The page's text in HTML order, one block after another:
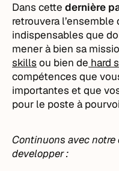
Dans cettedernière
retrouvera
indispensables que
mener à bien sa
skills ou bien de hard
compétences que
importantes et que
pour le poste à
Continuons avec
developper :